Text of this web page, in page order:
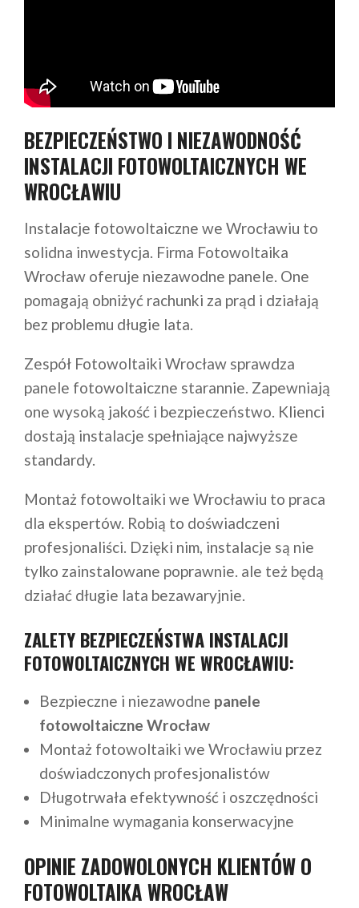
BEZPIECZEŃSTWO I NIEZAWODNOŚĆ
INSTALACJI FOTOWOLTAICZNYCH WE
WROCŁAWIU
Instalacje fotowoltaiczne we Wrocławiu to
solidna inwestycja. Firma Fotowoltaika
Wrocław oferuje niezawodne panele. One
pomagają obniżyć rachunki za prąd i działają
bez problemu długie lata.
Zespół Fotowoltaiki Wrocław sprawdza
panele fotowoltaiczne starannie. Zapewniają
one wysoką jakość i bezpieczeństwo. Klienci
dostają instalacje spełniające najwyższe
standardy.
Montaż fotowoltaiki we Wrocławiu to praca
dla ekspertów. Robią to doświadczeni
profesjonaliści. Dzięki nim, instalacje są nie
tylko zainstalowane poprawnie. ale też będą
działać długie lata bezawaryjnie.
ZALETY BEZPIECZEŃSTWA INSTALACJI
FOTOWOLTAICZNYCH WE WROCŁAWIU:
Bezpieczne i niezawodne panele
fotowoltaiczne Wrocław
Montaż fotowoltaiki we Wrocławiu przez
doświadczonych profesjonalistów
Długotrwała efektywność i oszczędności
Minimalne wymagania konserwacyjne
OPINIE ZADOWOLONYCH KLIENTÓW O
FOTOWOLTAIKA WROCŁAW